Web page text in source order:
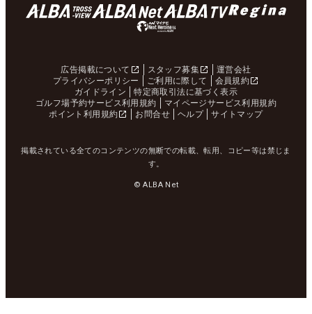
広告掲載について スタッフ募集
運営会社
プライバシーポリシー
ご利用に際して
会員規約
ガイドライン
特定商取引法に基づく表示
ゴルフ場予約サービス利用規約
マイページサービス利用規約
ポイント利用規約
お問合せ ヘルプ サイトマップ
掲載されている全てのコンテンツの無断での転載、転用、コピー等は禁じま
す。
© ALBA Net